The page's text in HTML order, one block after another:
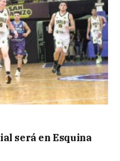
será en Esquina